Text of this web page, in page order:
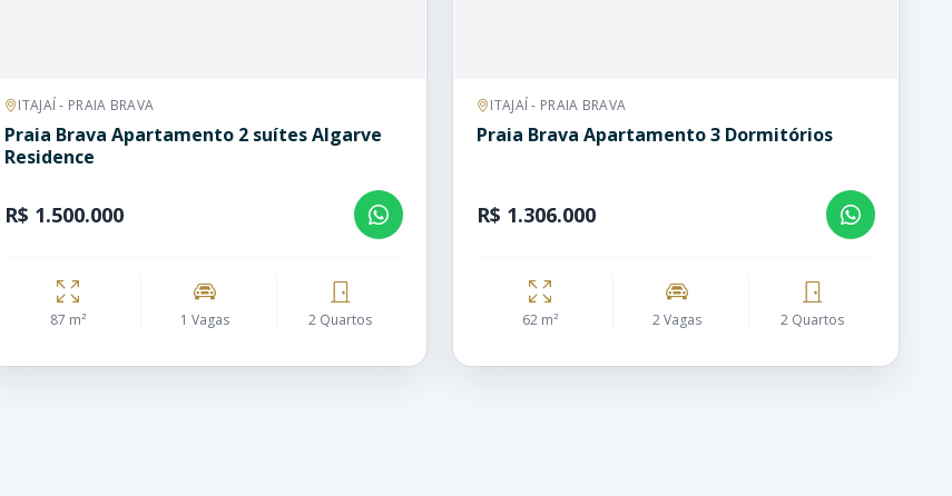
ITAJAÍ - PRAIA BRAVA
Praia Brava Apartamento 2 suítes Algarve
Residence
R$ 1.500.000
87 m² 1 Vagas 2 Quartos
ITAJAÍ - PRAIA BRAVA
Praia Brava Apartamento 3 Dormitórios
R$ 1.306.000
62 m² 2 Vagas 2 Quartos